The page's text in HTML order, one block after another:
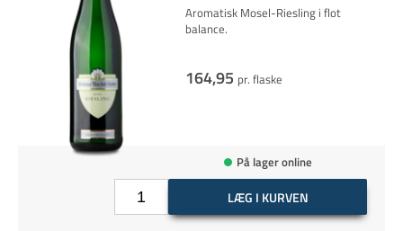
Aromatisk Mosel-Riesling i flot
balance.
164,95 pr. flaske
På lager online
LÆG I KURVEN